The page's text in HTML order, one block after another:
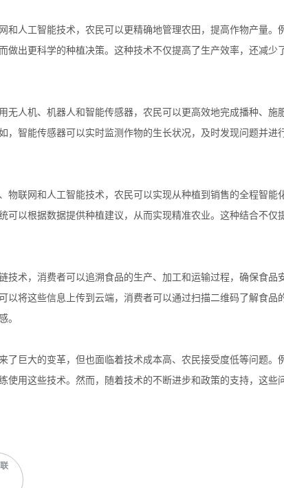
人工智能技术，农民可以更精确地管理农田，提高作物产量。
出更科学的种植决策。这种技术不仅提高了生产效率，还减少
人机、机器人和智能传感器，农民可以更高效地完成播种、施
智能传感器可以实时监测作物的生长状况，及时发现问题并进
联网和人工智能技术，农民可以实现从种植到销售的全程智能
以根据数据提供种植建议，从而实现精准农业。这种结合不仅
术，消费者可以追溯食品的生产、加工和运输过程，确保食品
将这些信息上传到云端，消费者可以通过扫描二维码了解食品
。
巨大的变革，但也面临着技术成本高、农民接受度低等问题。
用这些技术。然而，随着技术的不断进步和政策的支持，这些